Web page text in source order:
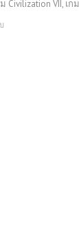
Civilization VII, เ